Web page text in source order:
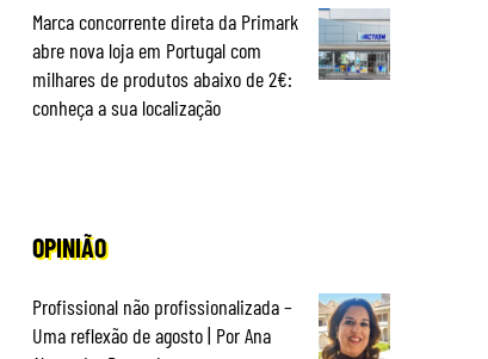
Marca concorrente direta da Primark
abre nova loja em Portugal com
milhares de produtos abaixo de 2€:
conheça a sua localização
OPINIÃO
Profissional não profissionalizada –
Uma reflexão de agosto | Por Ana